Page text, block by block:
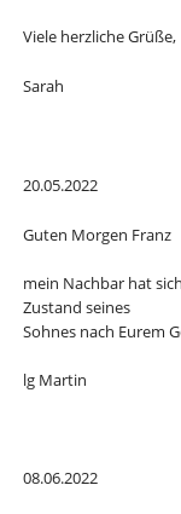
Viele herzliche Grüße,
Sarah
20.05.2022
Guten Morgen Franz
mein Nachbar hat
Zustand seines
Sohnes nach Eurem
lg Martin
08.06.2022